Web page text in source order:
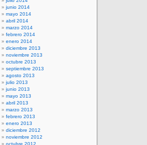
junio 2014
mayo 2014
abril 2014
marzo 2014
febrero 2014
enero 2014
diciembre 2013
noviembre 2013
octubre 2013
septiembre 2013
agosto 2013
julio 2013
junio 2013
mayo 2013
abril 2013
marzo 2013
febrero 2013
enero 2013
diciembre 2012
noviembre 2012
octubre 2012